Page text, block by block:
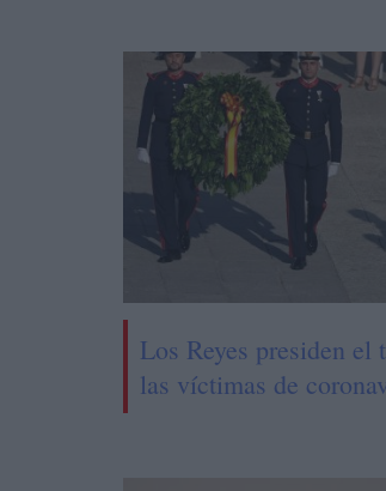
Los Reyes presiden el
las víctimas de